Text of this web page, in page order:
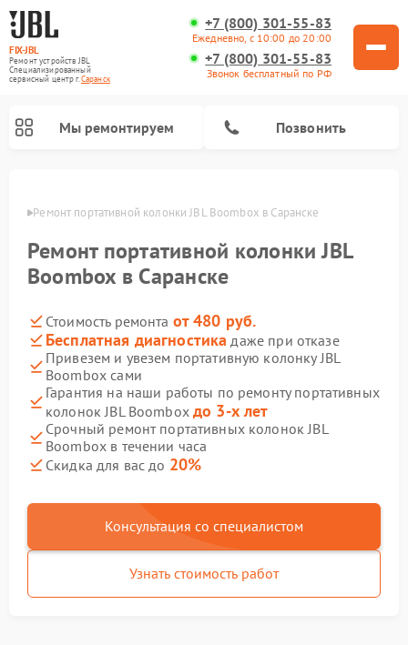
FIX-JBL
Ремонт устройств JBL
Специализированный
cервисный центр г.Саранск
+7 (800) 301-55-83
Ежедневно, с 10:00 до 20:00
+7 (800) 301-55-83
Звонок бесплатный по РФ
Мы ремонтируем Позвонить
Ремонт портативной колонки JBL Boombox в Саранске
Ремонт портативной колонки JBL
Boombox в Саранске
Стоимость ремонта от 480 руб.
Бесплатная диагностика даже при отказе
Привезем и увезем портативную колонку JBL
Boombox сами
Гарантия на наши работы по ремонту портативных
колонок JBL Boombox до 3-х лет
Срочный ремонт портативных колонок JBL
Boombox в течении часа
Скидка для вас до 20%
Консультация со специалистом
Узнать стоимость работ